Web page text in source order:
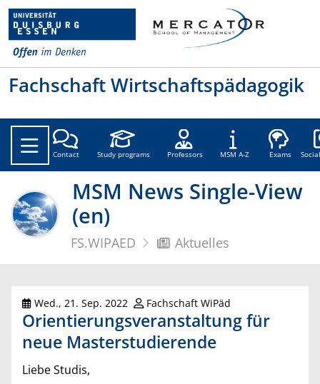
Fachschaft Wirtschaftspädagogik
Contact Study programs Professors MSM A-Z Exams
MSM News Single-View
(en)
FS.WIPAED Aktuelles
Wed., 21. Sep. 2022 Fachschaft WiPäd
Orientierungsveranstaltung für
neue Masterstudierende
Liebe Studis,